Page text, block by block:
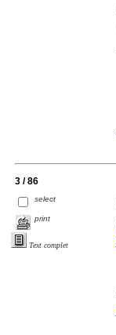
3 / 86
select
print
Text complet